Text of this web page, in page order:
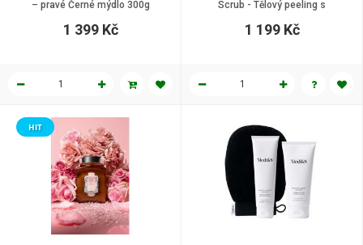
– pravé Černé mýdlo 300g
1 399 Kč
Scrub - Tělový peeling s
pomerančových květů, 200 ml
1 199 Kč
HIT